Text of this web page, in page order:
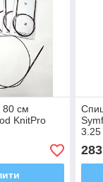
80 см
KnitPro
3.25
283